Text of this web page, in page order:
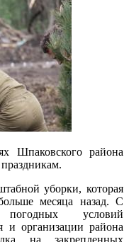
Шпаковского района
уборки, которая
месяца назад. С
погодных условий
и организации района
на закрепленных